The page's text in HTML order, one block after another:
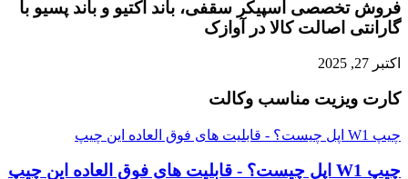
فروش تخصصی اسپیکر سقفی، باند اکتیو و باند پسیو با
گارانتی اصالت کالا در آوازک
اکتبر 27, 2025
کارت ویزیت مناسب وکالت
چیپ W1 اپل چیست؟ - قابلیت های فوق العاده این چیپ
چیپ W1 اپل چیست؟ - قابلیت های فوق العاده این چیپ